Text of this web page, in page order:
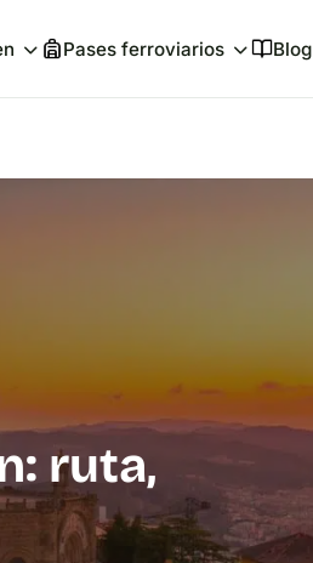
Pases ferroviarios Blog
ruta,